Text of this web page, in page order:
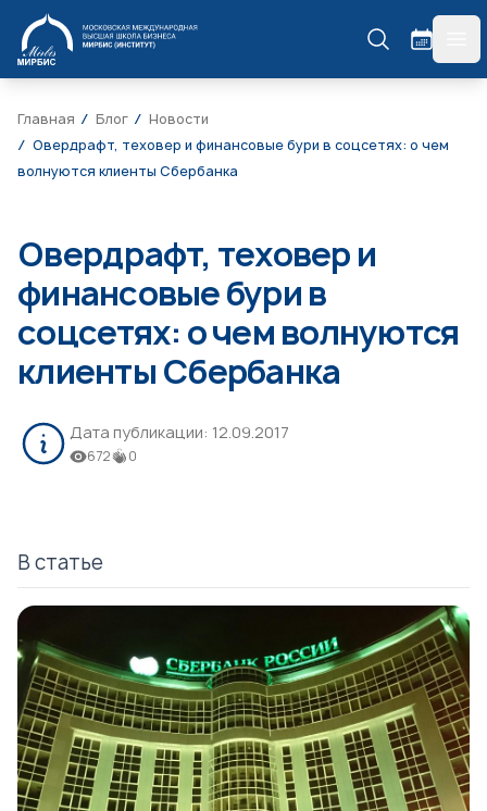
МИРБИС
Главная Блог
Новости
Овердрафт, теховер и финансовые бури в соцсетях: о чем
волнуются клиенты Сбербанка
Овердрафт, теховер и
финансовые бури в
соцсетях: о чем волнуются
клиенты Сбербанка
Дата публикации: 12.09.2017
672 0
В статье